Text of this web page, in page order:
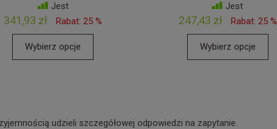
Jest
341,93 zł Rabat: 25 %
Wybierz opcje
Jest
247,43 zł Rabat: 25 %
Wybierz opcje
udzieli szczegółowej odpowiedzi na zapytanie.